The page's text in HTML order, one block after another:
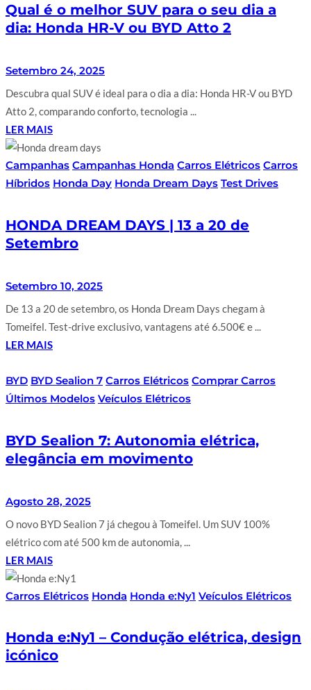
Qual é o melhor SUV para o seu dia a
dia: Honda HR-V ou BYD Atto 2
Setembro 24, 2025
Descubra qual SUV é ideal para o dia a dia: Honda HR-V ou BYD
Atto 2, comparando conforto, tecnologia ...
LER MAIS
Campanhas Campanhas Honda Carros Elétricos Carros
Híbridos Honda Day Honda Dream Days Test Drives
HONDA DREAM DAYS | 13 a 20 de
Setembro
Setembro 10, 2025
De 13 a 20 de setembro, os Honda Dream Days chegam à
Tomeifel. Test-drive exclusivo, vantagens até 6.500€ e ...
LER MAIS
BYD BYD Sealion 7 Carros Elétricos Comprar Carros
Últimos Modelos Veículos Elétricos
BYD Sealion 7: Autonomia elétrica,
elegância em movimento
Agosto 28, 2025
O novo BYD Sealion 7 já chegou à Tomeifel. Um SUV 100%
elétrico com até 500 km de autonomia, ...
LER MAIS
Carros Elétricos Honda Honda e:Ny1 Veículos Elétricos
Honda e:Ny1 – Condução elétrica, design
icónico